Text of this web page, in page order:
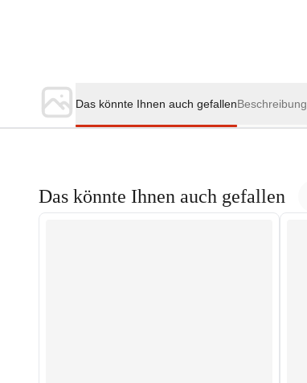
Das könnte Ihnen auch gefallenBeschreibung
Das könnte Ihnen auch gefallen